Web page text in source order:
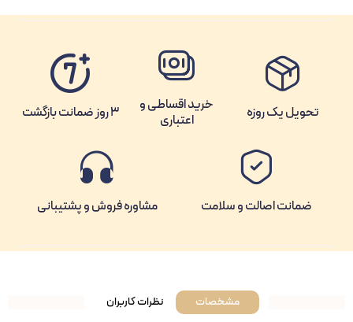
تحویل یک روزه
خرید اقساطی و
اعتباری
3 روز ضمانت بازگشت
ضمانت اصالت و سلامت مشاوره فروش و پشتیبانی
مشخصات نظرات کاربران